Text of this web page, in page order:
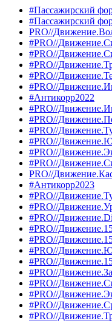
#Пассажирский
#Пассажирский
PRO//
#PRO//
#PRO//
#PRO//
#PRO//
#PRO//
#Антикорр2022
#PRO//
#PRO//
#PRO//
#PRO//
#PRO//
#PRO//
PRO//
#Антикорр2023
#PRO//
#PRO//
#PRO//
#PRO//
#PRO//
#PRO//
#PRO//
#PRO//
#PRO//
#PRO//
#PRO//
#PRO//